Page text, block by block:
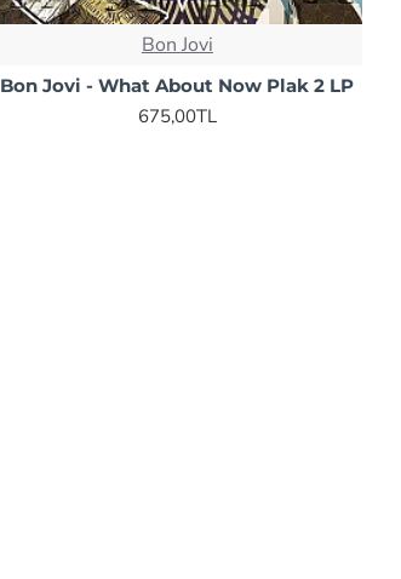
Bon Jovi
Bon Jovi - What About Now Plak 2 LP
675,00TL